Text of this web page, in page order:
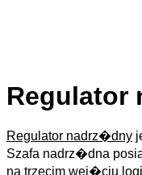
Regulator nadrz�dny
Szafa nadrz�dna
na trzecim wej�ciu